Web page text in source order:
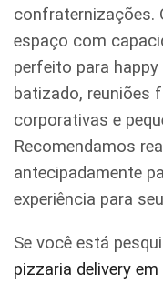
confraternizações.
espaço com
perfeito para
batizado, reuniões
corporativas e
Recomendamos
antecipadamente
experiência para
Se você está
pizzaria delivery